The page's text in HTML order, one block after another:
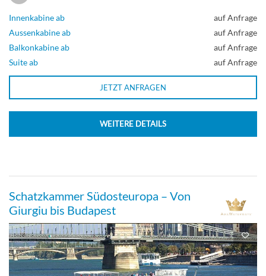
Innenkabine ab
auf Anfrage
Aussenkabine ab
auf Anfrage
Balkonkabine ab
auf Anfrage
Suite ab
auf Anfrage
JETZT ANFRAGEN
WEITERE DETAILS
Schatzkammer Südosteuropa – Von
Giurgiu bis Budapest